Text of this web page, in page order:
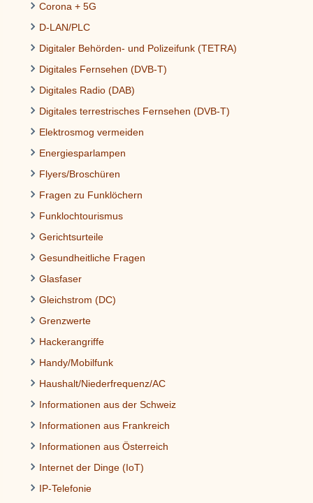
Corona + 5G
D-LAN/PLC
Digitaler Behörden- und Polizeifunk (TETRA)
Digitales Fernsehen (DVB-T)
Digitales Radio (DAB)
Digitales terrestrisches Fernsehen (DVB-T)
Elektrosmog vermeiden
Energiesparlampen
Flyers/Broschüren
Fragen zu Funklöchern
Funklochtourismus
Gerichtsurteile
Gesundheitliche Fragen
Glasfaser
Gleichstrom (DC)
Grenzwerte
Hackerangriffe
Handy/Mobilfunk
Haushalt/Niederfrequenz/AC
Informationen aus der Schweiz
Informationen aus Frankreich
Informationen aus Österreich
Internet der Dinge (IoT)
IP-Telefonie